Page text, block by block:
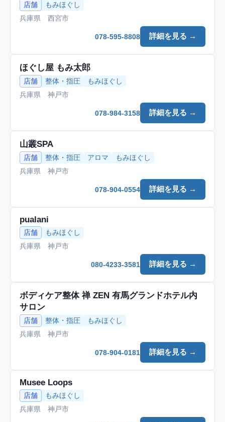
店舗
もみほぐし
兵庫県 西宮市
詳細を見る →
078-595-8808
ほぐし屋 もみ太郎
店舗 整体・指圧
もみほぐし
兵庫県 神戸市
詳細を見る →
078-984-3158
山叢SPA
店舗 整体・指圧 アロマ
もみほぐし
兵庫県 神戸市
詳細を見る →
078-904-0554
pualani
店舗
もみほぐし
兵庫県 神戸市
詳細を見る →
080-4233-3581
ボディケア整体 禅 ZEN 有馬グランドホテル内
サロン
店舗 整体・指圧
もみほぐし
兵庫県 神戸市
詳細を見る →
078-904-0181
Musee Loops
店舗
もみほぐし
兵庫県 神戸市